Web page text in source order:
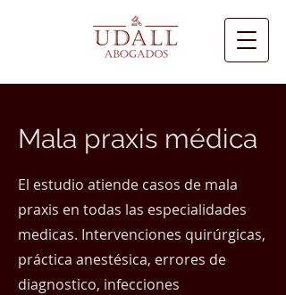
Mala praxis médica
El estudio atiende casos de mala
praxis en todas las especialidades
medicas. Intervenciones quirúrgicas,
práctica anestésica, errores de
diagnostico, infecciones